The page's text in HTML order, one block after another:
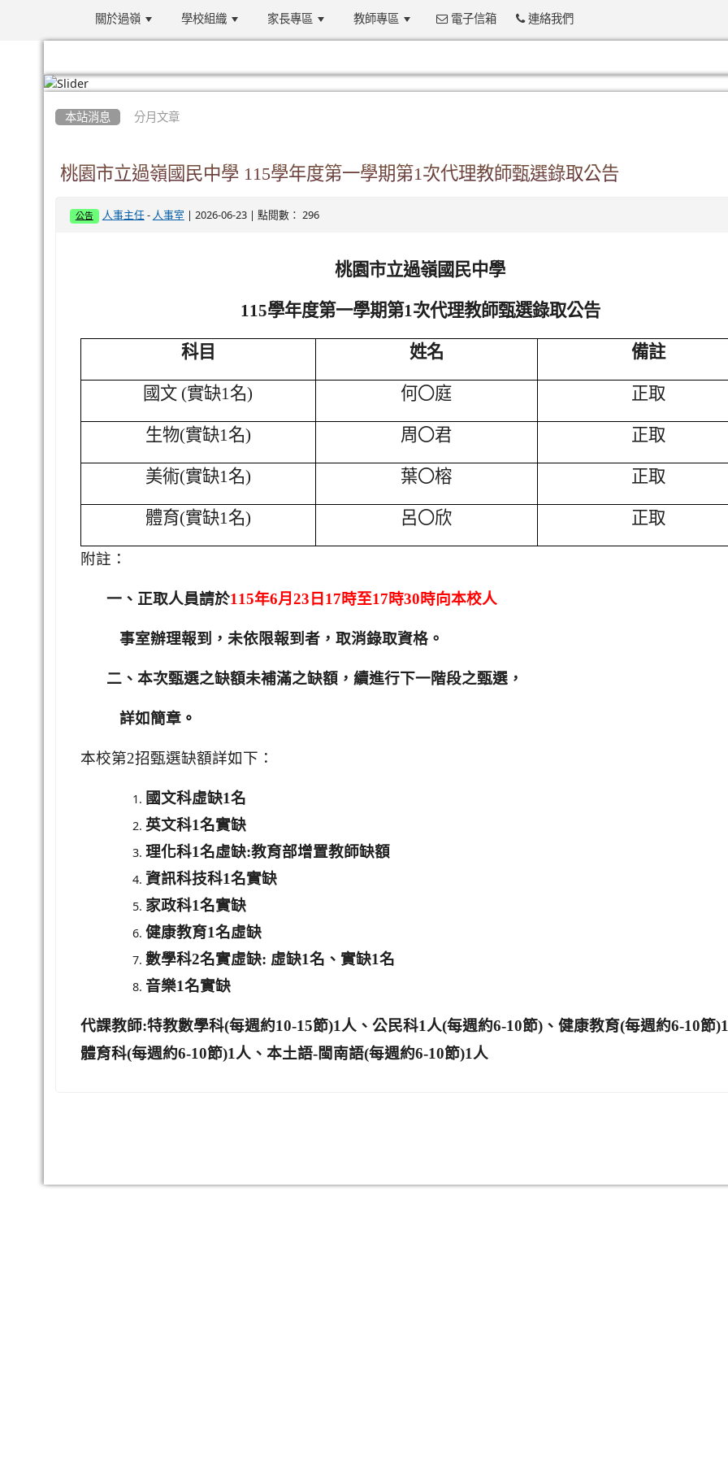
關於過嶺 學校組織 家長專區 教師專區 電子信箱 連絡我們
本站消息 分月文章
桃園市立過嶺國民中學 115學年度第一學期第1次代理教師甄選錄取公告
公告 人事主任- 人事室 | 2026-06-23 | 點閱數： 296
桃園市立過嶺國民中學
115學年度第一學期第1次代理教師甄選錄取公告
科目 姓名 備註
國文 (實缺1名) 何〇庭 正取
生物(實缺1名) 周〇君 正取
美術(實缺1名) 葉〇榕 正取
體育(實缺1名) 呂〇欣 正取
附註：
一、正取人員請於115年6月23日17時至17時30時向本校人
事室辦理報到，未依限報到者，取消錄取資格。
二、本次甄選之缺額未補滿之缺額，續進行下一階段之甄選，
詳如簡章。
本校第2招甄選缺額詳如下：
國文科虛缺1名
英文科1名實缺
理化科1名虛缺:教育部增置教師缺額
資訊科技科1名實缺
家政科1名實缺
健康教育1名虛缺
數學科2名實虛缺: 虛缺1名、實缺1名
音樂1名實缺
代課教師:特教數學科(每週約10-15節)1人、公民科1人(每週約6-10節)、健康教育(每週約6-10節
體育科(每週約6-10節)1人、本土語-閩南語(每週約6-10節)1人